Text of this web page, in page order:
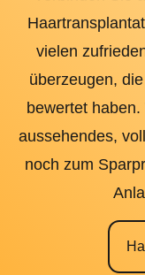
vielen
überzeugen,
bewertet
aussehendes,
noch zum